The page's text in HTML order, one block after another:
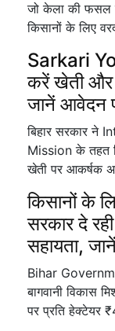
जो केला की फसल
किसानों के लिए
Sarkari
करें खेती और
जानें आवेदन
बिहार सरकार
Mission के तहत
खेती पर आकर्षक
किसानों के
सरकार दे
सहायता,
Bihar
बागवानी विकास
पर प्रति हेक्टेयर